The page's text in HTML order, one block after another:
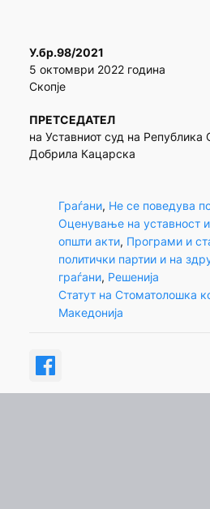
У.бр.98/2021
5 октомври 2022 година
Скопје
ПРЕТСЕДАТЕЛ
на Уставниот суд на Република
Добрила Кацарска
Граѓани, Не се поведува
Оценување на уставност
општи акти, Програми и
политички партии и на
граѓани, Решенија
Статут на Стоматолошка
Македонија